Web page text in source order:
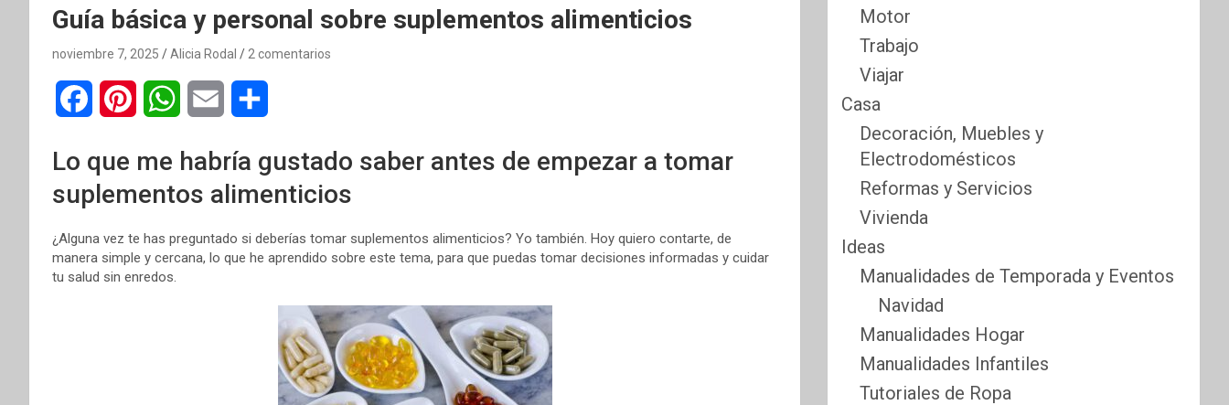
Guía básica y personal sobre suplementos alimenticios
noviembre 7, 2025 Alicia Rodal 2 comentarios
c
e
b
o
n
e
r
a
t
s
a
i
l
m
p
a
Lo que me habría gustado saber antes de empezar a tomar
suplementos alimenticios
¿Alguna vez te has preguntado si deberías tomar suplementos alimenticios? Yo también. Hoy quiero contarte, de
manera simple y cercana, lo que he aprendido sobre este tema, para que puedas tomar decisiones informadas y cuidar
tu salud sin enredos.
Motor
Trabajo
Viajar
Casa
Decoración, Muebles y
Electrodomésticos
Reformas y Servicios
Vivienda
Ideas
Manualidades de Temporada y Eventos
Navidad
Manualidades Hogar
Manualidades Infantiles
Tutoriales de Ropa